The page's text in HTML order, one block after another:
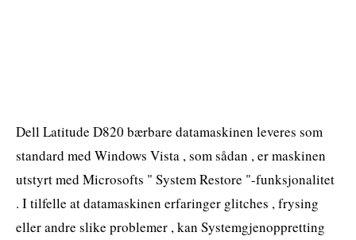
Dell Latitude D820 bærbare datamaskinen leveres som
standard med Windows Vista , som sådan , er maskinen
utstyrt med Microsofts " System Restore "-funksjonalitet
. I tilfelle at datamaskinen erfaringer glitches , frysing
eller andre slike problemer , kan Systemgjenoppretting